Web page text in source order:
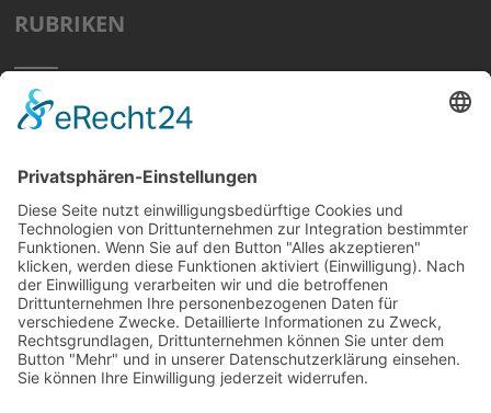
RUBRIKEN
Home
Tipps
Wissen
Strom Top30
F&A
News